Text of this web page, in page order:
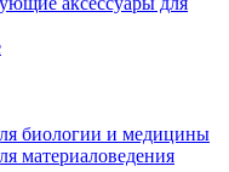
биологии и медицины
материаловедения